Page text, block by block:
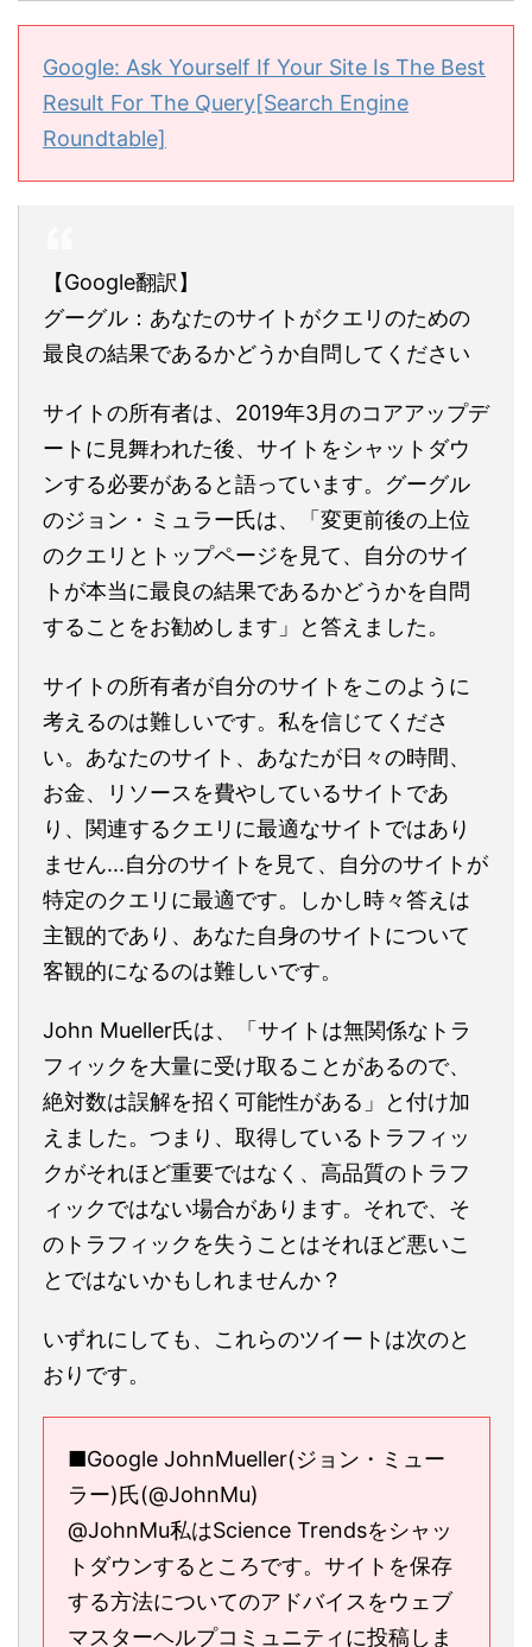
Google: Ask Yourself If Your Site Is The Best
Result For The Query[Search Engine
Roundtable]
【Google翻訳】
グーグル：あなたのサイトがクエリのための
最良の結果であるかどうか自問してください
サイトの所有者は、2019年3月のコアアップデ
ートに見舞われた後、サイトをシャットダウ
ンする必要があると語っています。グーグル
のジョン・ミュラー氏は、「変更前後の上位
のクエリとトップページを見て、自分のサイ
トが本当に最良の結果であるかどうかを自問
することをお勧めします」と答えました。
サイトの所有者が自分のサイトをこのように
考えるのは難しいです。私を信じてくださ
い。あなたのサイト、あなたが日々の時間、
お金、リソースを費やしているサイトであ
り、関連するクエリに最適なサイトではあり
ません...自分のサイトを見て、自分のサイトが
特定のクエリに最適です。しかし時々答えは
主観的であり、あなた自身のサイトについて
客観的になるのは難しいです。
John Mueller氏は、「サイトは無関係なトラ
フィックを大量に受け取ることがあるので、
絶対数は誤解を招く可能性がある」と付け加
えました。つまり、取得しているトラフィッ
クがそれほど重要ではなく、高品質のトラフ
ィックではない場合があります。それで、そ
のトラフィックを失うことはそれほど悪いこ
とではないかもしれませんか？
いずれにしても、これらのツイートは次のと
おりです。
■Google JohnMueller(ジョン・ミュー
ラー)氏(@JohnMu)
@JohnMu私はScience Trendsをシャッ
トダウンするところです。サイトを保存
する方法についてのアドバイスをウェブ
マスターヘルプコミュニティに投稿しま